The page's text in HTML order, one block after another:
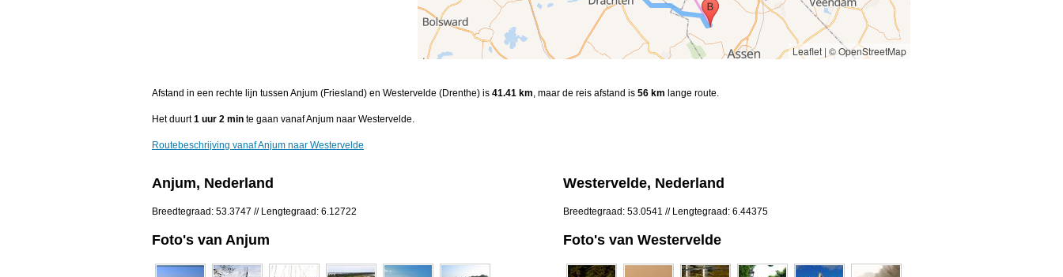
Leaflet | © OpenStreetMap
Afstand in een rechte lijn tussen Anjum (Friesland) en Westervelde (Drenthe) is 41.41 km, maar de reis afstand is 56 km lange route.
Het duurt1 uur 2 min te gaan vanaf Anjum naar Westervelde.
Routebeschrijving vanaf Anjum naar Westervelde
Anjum, Nederland
Breedtegraad: 53.3747 // Lengtegraad: 6.12722
Foto's van Anjum
Westervelde, Nederland
Breedtegraad: 53.0541 // Lengtegraad: 6.44375
Foto's van Westervelde